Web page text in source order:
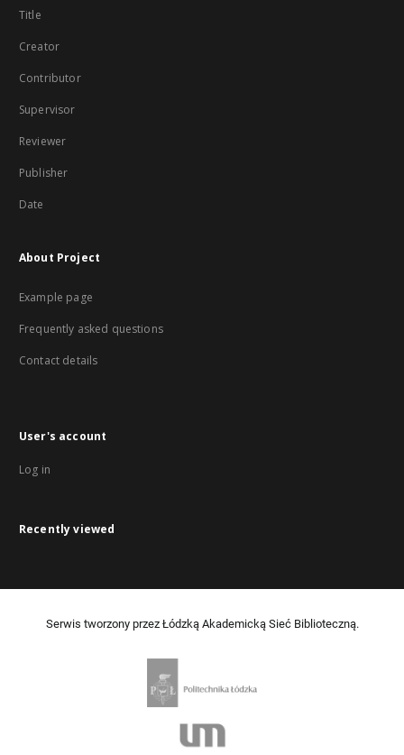
Title
Creator
Contributor
Supervisor
Reviewer
Publisher
Date
About Project
Example page
Frequently asked questions
Contact details
User's account
Log in
Recently viewed
Serwis tworzony przez Łódzką Akademicką Sieć Biblioteczną.